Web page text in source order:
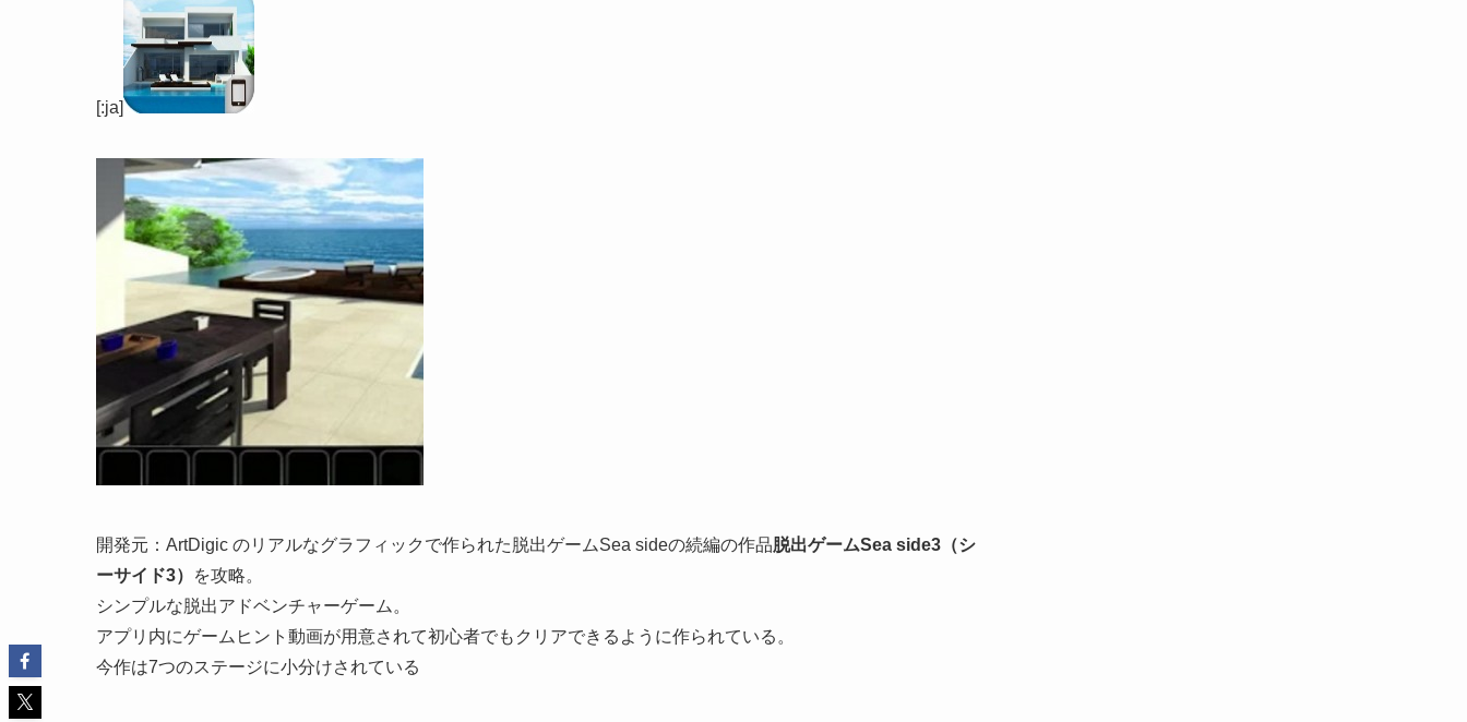
[:ja]
開発元：ArtDigic のリアルなグラフィックで作られた脱出ゲームSea sideの続編の作品脱出ゲームSea side3（シ
ーサイド3）
を攻略。
シンプルな脱出アドベンチャーゲーム。
アプリ内にゲームヒント動画が用意されて初心者でもクリアできるように作られている。
今作は7つのステージに小分けされている